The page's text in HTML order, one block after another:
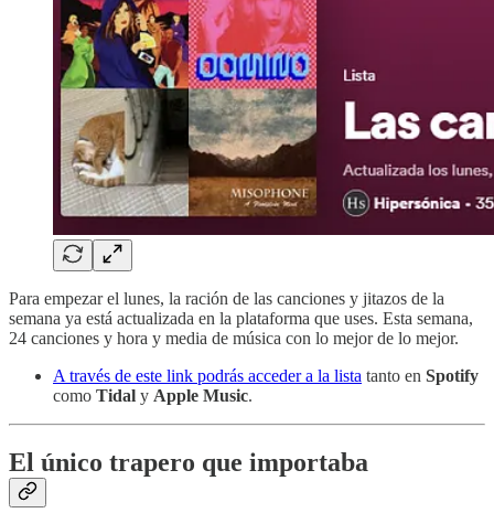
Para empezar el lunes, la ración de las canciones y jitazos de la
semana ya está actualizada en la plataforma que uses. Esta semana,
24 canciones y hora y media de música con lo mejor de lo mejor.
A través de este link podrás acceder a la lista tanto en Spotify
como Tidal y Apple Music.
El único trapero que importaba